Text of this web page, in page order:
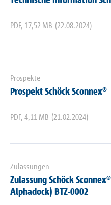
PDF, 17,52 MB (22.08.2024)
Prospekte
Prospekt Schöck Sconnex®
PDF, 4,11 MB (21.02.2024)
Zulassungen
Zulassung Schöck
Alphadock) BTZ-0002